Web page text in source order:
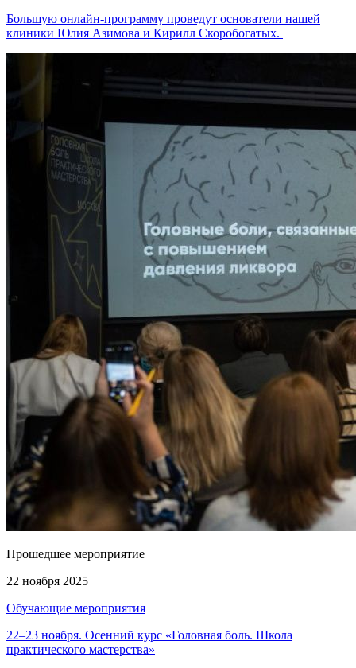
Большую онлайн-программу проведут основатели нашей
клиники Юлия Азимова и Кирилл Скоробогатых.
Прошедшее мероприятие
22 ноября 2025
Обучающие мероприятия
22–23 ноября. Осенний курс «Головная боль. Школа
практического мастерства»